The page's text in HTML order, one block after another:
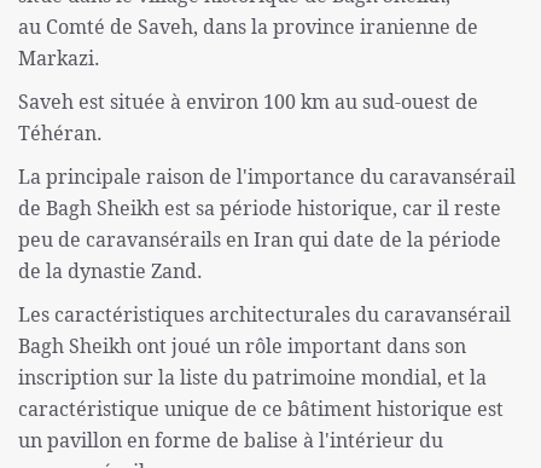
au Comté de Saveh, dans la province iranienne de
Markazi.
Saveh est située à environ 100 km au sud-ouest de
Téhéran.
La principale raison de l'importance du caravansérail
de Bagh Sheikh est sa période historique, car il reste
peu de caravansérails en Iran qui date de la période
de la dynastie Zand.
Les caractéristiques architecturales du caravansérail
Bagh Sheikh ont joué un rôle important dans son
inscription sur la liste du patrimoine mondial, et la
caractéristique unique de ce bâtiment historique est
un pavillon en forme de balise à l'intérieur du